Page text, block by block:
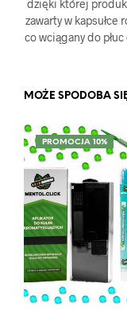
dzięki której
zawarty w kapsułce
co wciągany do
MOŻE SPODOBA
PROMOCJA 10%